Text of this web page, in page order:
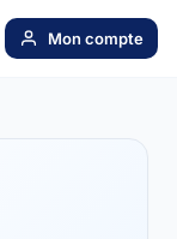
Mon compte